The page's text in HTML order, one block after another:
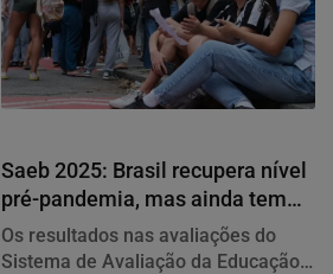
Saeb 2025: Brasil recupera nível
pré-pandemia, mas ainda tem
gargalos
Os resultados nas avaliações do
Sistema de Avaliação da Educação